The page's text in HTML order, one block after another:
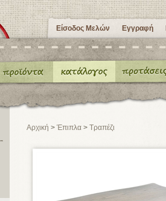
Είσοδος Μελών Εγγραφή
Αρχική > Έπιπλα > Τραπέζι